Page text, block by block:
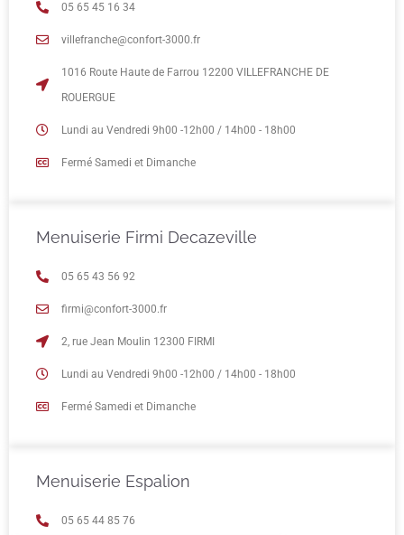
05 65 45 16 34
villefranche@confort-3000.fr
1016 Route Haute de Farrou 12200 VILLEFRANCHE DE
ROUERGUE
Lundi au Vendredi 9h00 -12h00 / 14h00 - 18h00
Fermé Samedi et Dimanche
Menuiserie Firmi Decazeville
05 65 43 56 92
firmi@confort-3000.fr
2, rue Jean Moulin 12300 FIRMI
Lundi au Vendredi 9h00 -12h00 / 14h00 - 18h00
Fermé Samedi et Dimanche
Menuiserie Espalion
05 65 44 85 76